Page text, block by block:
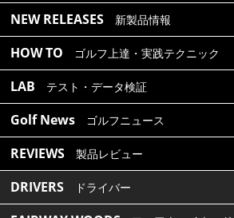
NEW RELEASES 新製品情報
HOW TO ゴルフ上達・実践テクニック
LAB テスト・データ検証
Golf News ゴルフニュース
REVIEWS 製品レビュー
DRIVERS ドライバー